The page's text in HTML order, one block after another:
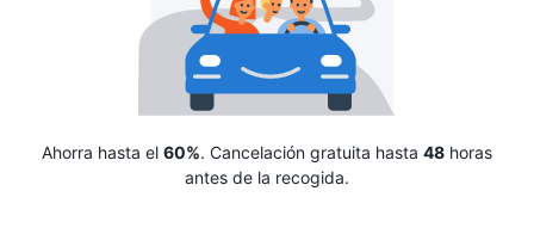
Ahorra hasta el 60%. Cancelación gratuita hasta 48 horas
antes de la recogida.